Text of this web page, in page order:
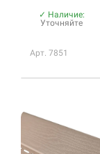
✓ Наличие:
Уточняйте
Арт. 7851